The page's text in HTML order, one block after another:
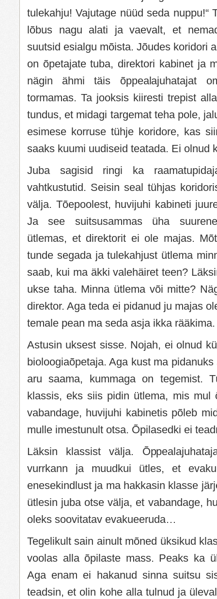
tulekahju! Vajutage nüüd seda nuppu!“
lõbus nagu alati ja vaevalt, et
suutsid esialgu mõista. Jõudes koridori
on õpetajate tuba, direktori kabinet ja
nägin ähmi täis õppealajuhatajat
tormamas. Ta jooksis kiiresti trepist
tundus, et midagi targemat teha pole,
esimese korruse tühje koridore, kas
saaks kuumi uudiseid teatada. Ei olnud
Juba sagisid ringi ka
vahtkustutid. Seisin seal tühjas
välja. Tõepoolest, huvijuhi kabineti
Ja see suitsusammas üha
ütlemas, et direktorit ei ole majas.
tunde segada ja tulekahjust ütlema
saab, kui ma äkki valehäiret teen?
ukse taha. Minna ütlema või mitte?
direktor. Aga teda ei pidanud ju majas
temale pean ma seda asja ikka rääkima.
Astusin uksest sisse. Nojah, ei olnud
bioloogiaõpetaja. Aga kust ma
aru saama, kummaga on tegemist.
klassis, eks siis pidin ütlema, mis mul
vabandage, huvijuhi kabinetis põleb
mulle imestunult otsa. Õpilasedki ei
Läksin klassist välja.
vurrkann ja muudkui ütles, et
enesekindlust ja ma hakkasin klasse
ütlesin juba otse välja, et vabandage,
oleks soovitatav evakueeruda…
Tegelikult sain ainult mõned üksikud
voolas alla õpilaste mass. Peaks ka
Aga enam ei hakanud sinna suitsu
teadsin, et olin kohe alla tulnud ja